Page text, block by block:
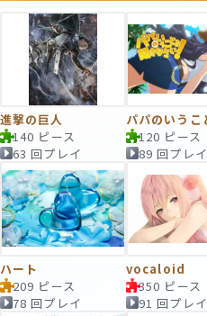
進撃の巨人
140 ピース
63 回プレイ
120 ピース
89 回プレイ
ハート
209 ピース
78 回プレイ
vocaloid
350 ピース
91 回プレイ